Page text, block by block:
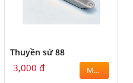
Thuyền sứ 88
3,000 đ MUA